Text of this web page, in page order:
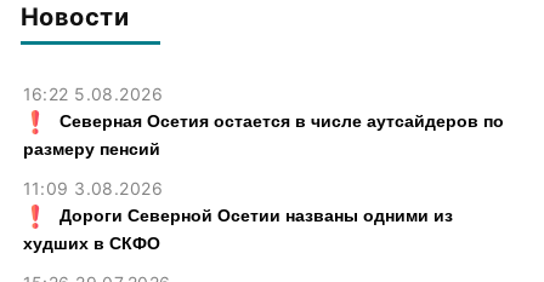
Новости
16:22 5.08.2026
Северная Осетия остается в числе аутсайдеров по
размеру пенсий
11:09 3.08.2026
Дороги Северной Осетии названы одними из
худших в СКФО
картофель